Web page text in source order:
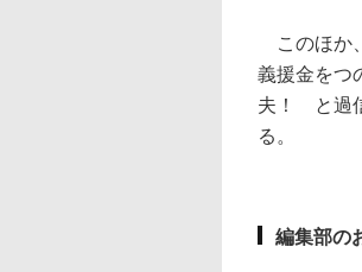
このほか
義援金をつ
夫！ と過
る。
編集部の